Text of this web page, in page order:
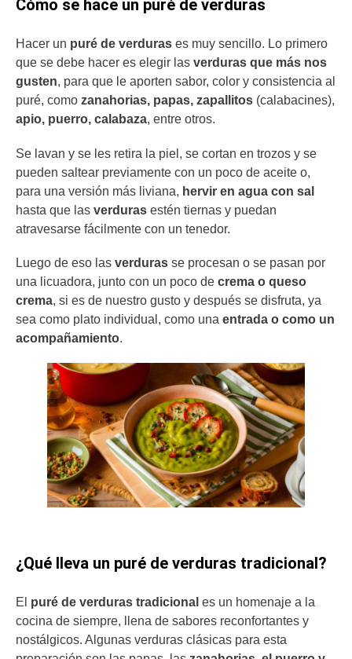
Cómo se hace un puré de verduras
Hacer un puré de verduras es muy sencillo. Lo primero
que se debe hacer es elegir las verduras que más nos
gusten, para que le aporten sabor, color y consistencia al
puré, como zanahorias, papas, zapallitos (calabacines),
apio, puerro, calabaza, entre otros.
Se lavan y se les retira la piel, se cortan en trozos y se
pueden saltear previamente con un poco de aceite o,
para una versión más liviana, hervir en agua con sal
hasta que las verduras estén tiernas y puedan
atravesarse fácilmente con un tenedor.
Luego de eso las verduras se procesan o se pasan por
una licuadora, junto con un poco de crema o queso
crema, si es de nuestro gusto y después se disfruta, ya
sea como plato individual, como una entrada o como un
acompañamiento.
¿Qué lleva un puré de verduras tradicional?
El puré de verduras tradicional es un homenaje a la
cocina de siempre, llena de sabores reconfortantes y
nostálgicos. Algunas verduras clásicas para esta